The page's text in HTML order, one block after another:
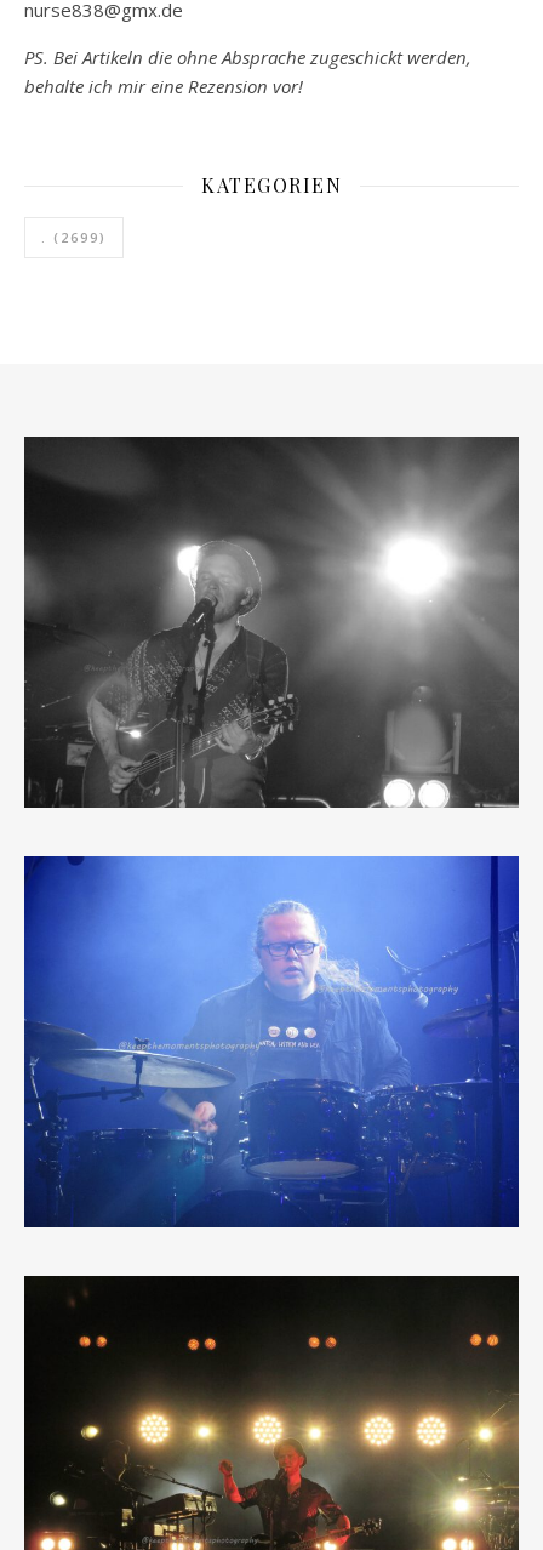
nurse838@gmx.de
PS. Bei Artikeln die ohne Absprache zugeschickt werden,
behalte ich mir eine Rezension vor!
KATEGORIEN
. (2699)